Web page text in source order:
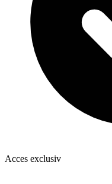
Acces exclusiv